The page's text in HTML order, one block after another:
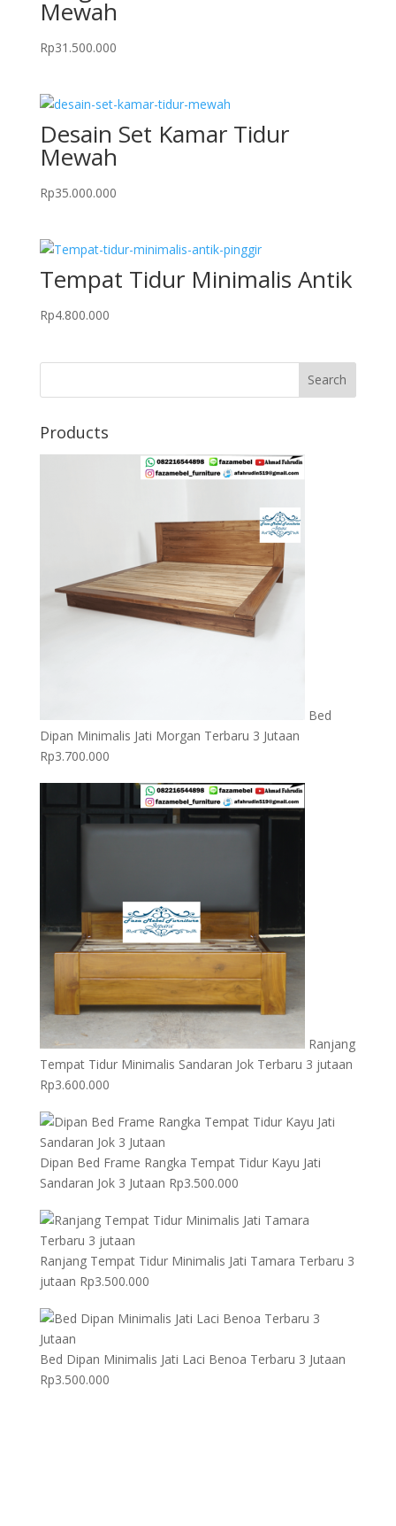
Mewah
Rp31.500.000
Desain Set Kamar Tidur
Mewah
Rp35.000.000
Tempat Tidur Minimalis Antik
Rp4.800.000
Search
Products
Bed
Dipan Minimalis Jati Morgan Terbaru 3 Jutaan
Rp3.700.000
Ranjang
Tempat Tidur Minimalis Sandaran Jok Terbaru 3 jutaan
Rp3.600.000
Dipan Bed Frame Rangka Tempat Tidur Kayu Jati
Sandaran Jok 3 Jutaan Rp3.500.000
Ranjang Tempat Tidur Minimalis Jati Tamara Terbaru 3
jutaan Rp3.500.000
Bed Dipan Minimalis Jati Laci Benoa Terbaru 3 Jutaan
Rp3.500.000